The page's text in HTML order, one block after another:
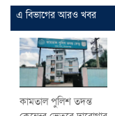
এ বিভাগের আরও খবর
কামতাল পুলিশ তদন্ত